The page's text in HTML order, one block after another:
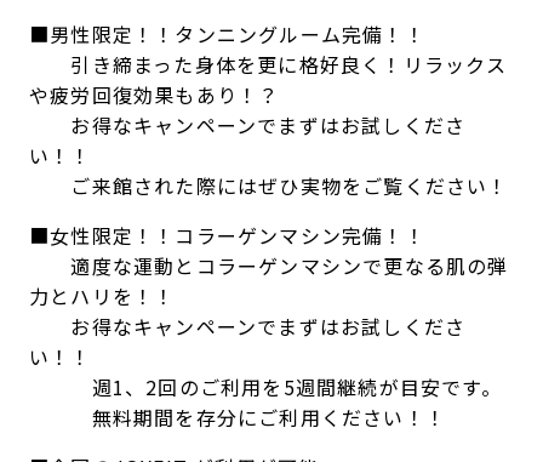
■男性限定！！タンニングルーム完備！！
引き締まった身体を更に格好良く！リラックス
や疲労回復効果もあり！？
お得なキャンペーンでまずはお試しくださ
い！！
ご来館された際にはぜひ実物をご覧ください！
■女性限定！！コラーゲンマシン完備！！
適度な運動とコラーゲンマシンで更なる肌の弾
力とハリを！！
お得なキャンペーンでまずはお試しくださ
い！！
週1、2回のご利用を5週間継続が目安です。
無料期間を存分にご利用ください！！